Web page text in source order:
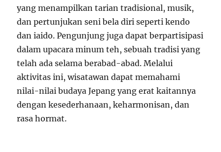
yang menampilkan tarian tradisional, musik,
dan pertunjukan seni bela diri seperti kendo
dan iaido. Pengunjung juga dapat berpartisipasi
dalam upacara minum teh, sebuah tradisi yang
telah ada selama berabad-abad. Melalui
aktivitas ini, wisatawan dapat memahami
nilai-nilai budaya Jepang yang erat kaitannya
dengan kesederhanaan, keharmonisan, dan
rasa hormat.